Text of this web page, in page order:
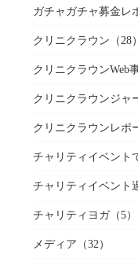
ガチャガチャ募金レ
クリニクラウン （28）
クリニクラウンWeb
クリニクラウンジャ
クリニクラウンレポ
チャリティイベント
チャリティイベント
チャリティヨガ（5）
メディア （32）